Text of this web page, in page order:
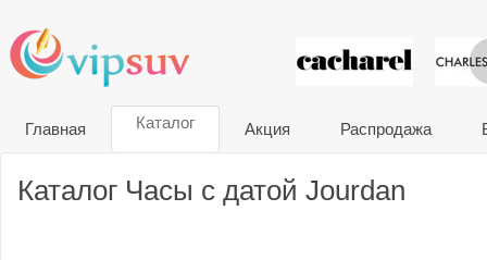
VIP
Главная Каталог Акция Распродажа
Каталог Часы с датой Jourdan